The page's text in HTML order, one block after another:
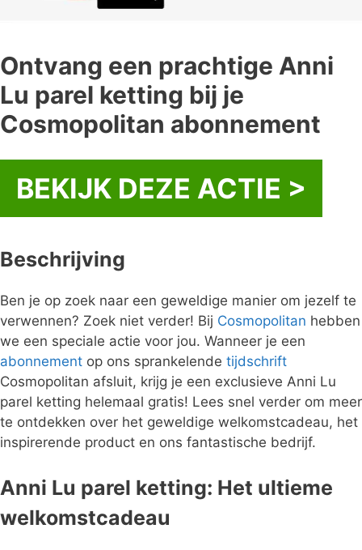
Ontvang een prachtige Anni
Lu parel ketting bij je
Cosmopolitan abonnement
BEKIJK DEZE ACTIE >
Beschrijving
Ben je op zoek naar een geweldige manier om jezelf te
verwennen? Zoek niet verder! Bij Cosmopolitan hebben
we een speciale actie voor jou. Wanneer je een
abonnement op ons sprankelende tijdschrift
Cosmopolitan afsluit, krijg je een exclusieve Anni Lu
parel ketting helemaal gratis! Lees snel verder om meer
te ontdekken over het geweldige welkomstcadeau, het
inspirerende product en ons fantastische bedrijf.
Anni Lu parel ketting: Het ultieme
welkomstcadeau